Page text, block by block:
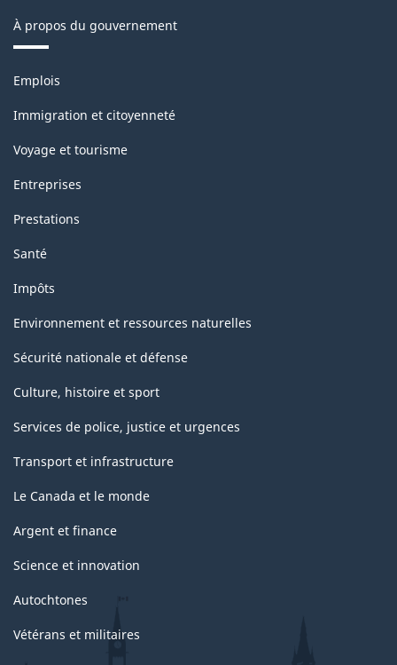
À propos du gouvernement
Thèmes
sujets
Emplois
Immigration et citoyenneté
Voyage et tourisme
Entreprises
Prestations
Santé
Impôts
Environnement et ressources naturelles
Sécurité nationale et défense
Culture, histoire et sport
Services de police, justice et urgences
Transport et infrastructure
Le Canada et le monde
Argent et finance
Science et innovation
Autochtones
Vétérans et militaires